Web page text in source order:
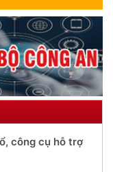
công cụ hỗ trợ